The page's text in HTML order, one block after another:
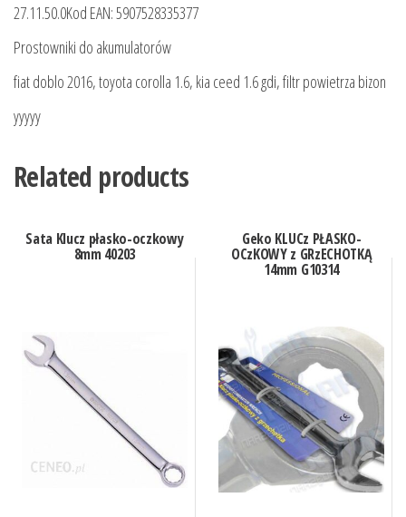
27.11.50.0Kod EAN: 5907528335377
Prostowniki do akumulatorów
fiat doblo 2016, toyota corolla 1.6, kia ceed 1.6 gdi, filtr powietrza bizon
yyyyy
Related products
Sata Klucz płasko-oczkowy
8mm 40203
Geko KLUCz PŁASKO-
OCzKOWY z GRzECHOTKĄ
14mm G10314